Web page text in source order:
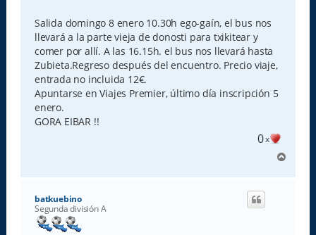
s
a
j
e
Salida domingo 8 enero 10.30h ego-gaín, el bus nos
llevará a la parte vieja de donosti para txikitear y
comer por allí. A las 16.15h. el bus nos llevará hasta
Zubieta.Regreso después del encuentro. Precio viaje,
entrada no incluida 12€.
Apuntarse en Viajes Premier, último día inscripción 5
enero.
GORA EIBAR !!
0x
r
batkuebino
Segunda división A